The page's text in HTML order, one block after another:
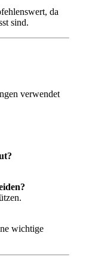
da
sind.
verwendet
wichtige